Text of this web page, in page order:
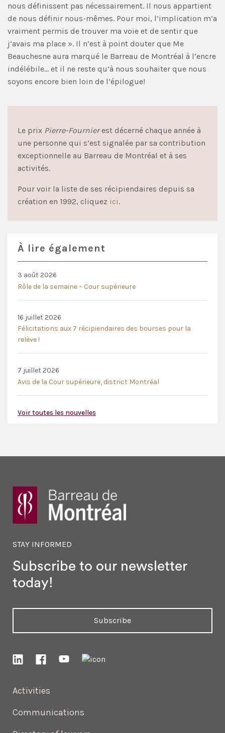
nous définissent pas nécessairement. Il nous appartient
de nous définir nous-mêmes. Pour moi, l’implication m’a
vraiment permis de trouver ma voie et de sentir que
j’avais ma place ». Il n’est à point douter que Me
Beauchesne aura marqué le Barreau de Montréal à l’encre
indélébile… et il ne reste qu’à nous souhaiter que nous
soyons encore bien loin de l’épilogue!
Le prix Pierre-Fournierest décerné chaque année à
une personne qui s’est signalée par sa contribution
exceptionnelle au Barreau de Montréal et à ses
activités.
Pour voir la liste de ses récipiendaires depuis sa
création en 1992, cliquez ici.
À lire également
3 août 2026
Rôle de la semaine – Cour supérieure
16 juillet 2026
Félicitations aux 7 récipiendaires des bourses pour la
relève !
7 juillet 2026
Avis de la Cour supérieure, district Montréal
Voir toutes les nouvelles
Activities
Communications
STAY INFORMED
Subscribe to our newsletter
today!
Subscribe